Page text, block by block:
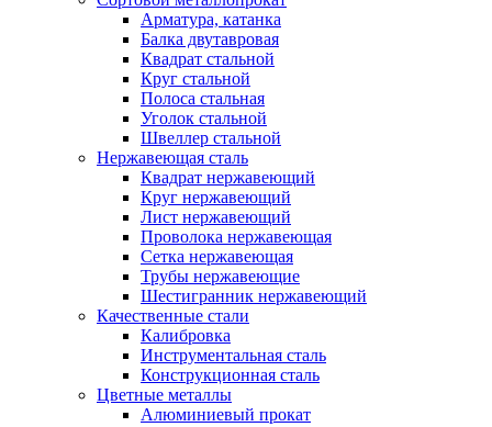
Арматура, катанка
Балка двутавровая
Квадрат стальной
Круг стальной
Полоса стальная
Уголок стальной
Швеллер стальной
Нержавеющая сталь
Квадрат нержавеющий
Круг нержавеющий
Лист нержавеющий
Проволока нержавеющая
Сетка нержавеющая
Трубы нержавеющие
Шестигранник нержавеющий
Качественные стали
Калибровка
Инструментальная сталь
Конструкционная сталь
Цветные металлы
Алюминиевый прокат